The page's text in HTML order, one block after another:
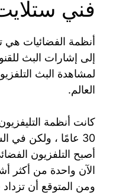
فني
أنظمة الفضائيات هي
إلى إشارات البث
لمشاهدة البث
العالم.
كانت أنظمة
30 عامًا ، ولكن في
أصبح التلفزيون
الآن واحدة من أكثر
ومن المتوقع أن